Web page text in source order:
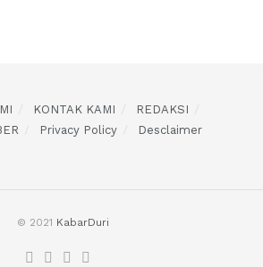
KONTAK KAMI
REDAKSI
Privacy Policy Desclaimer
© 2021 KabarDuri